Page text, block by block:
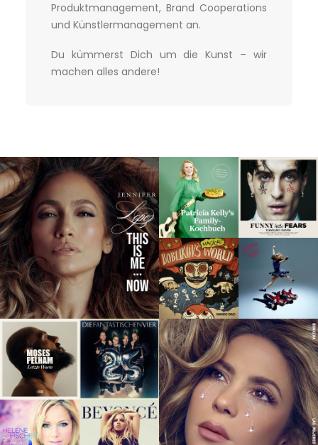
Produktmanagement, Brand Cooperations
und Künstlermanagement an.
Du kümmerst Dich um die Kunst – wir
machen alles andere!